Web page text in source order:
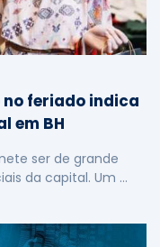
feriado indica
em BH
ser de grande
da capital. Um …